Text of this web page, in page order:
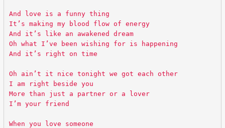
And love is a funny thing
It’s making my blood flow of energy
And it’s like an awakened dream
Oh what I’ve been wishing for is happening
And it’s right on time
Oh ain’t it nice tonight we got each other
I am right beside you
More than just a partner or a lover
I’m your friend
When you love someone